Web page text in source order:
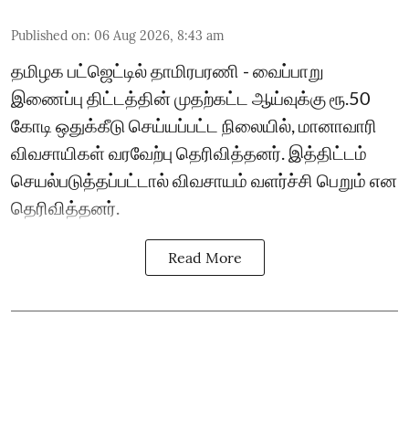
Published on: 06 Aug 2026, 8:43 am
தமிழக பட்ஜெட்டில் தாமிரபரணி - வைப்பாறு
இணைப்பு திட்டத்தின் முதற்கட்ட ஆய்வுக்கு ரூ.50
கோடி ஒதுக்கீடு செய்யப்பட்ட நிலையில், மானாவாரி
விவசாயிகள் வரவேற்பு தெரிவித்தனர். இத்திட்டம்
செயல்படுத்தப்பட்டால் விவசாயம் வளர்ச்சி பெறும் என
தெரிவித்தனர்.
Read More